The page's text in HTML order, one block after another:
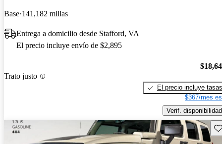
Base 141,182 millas
Entrega a domicilio desde Stafford, VA
El precio incluye envío de $2,895
Trato justo
El precio incluye tasas
$367/mes
Verif. disponibilidad